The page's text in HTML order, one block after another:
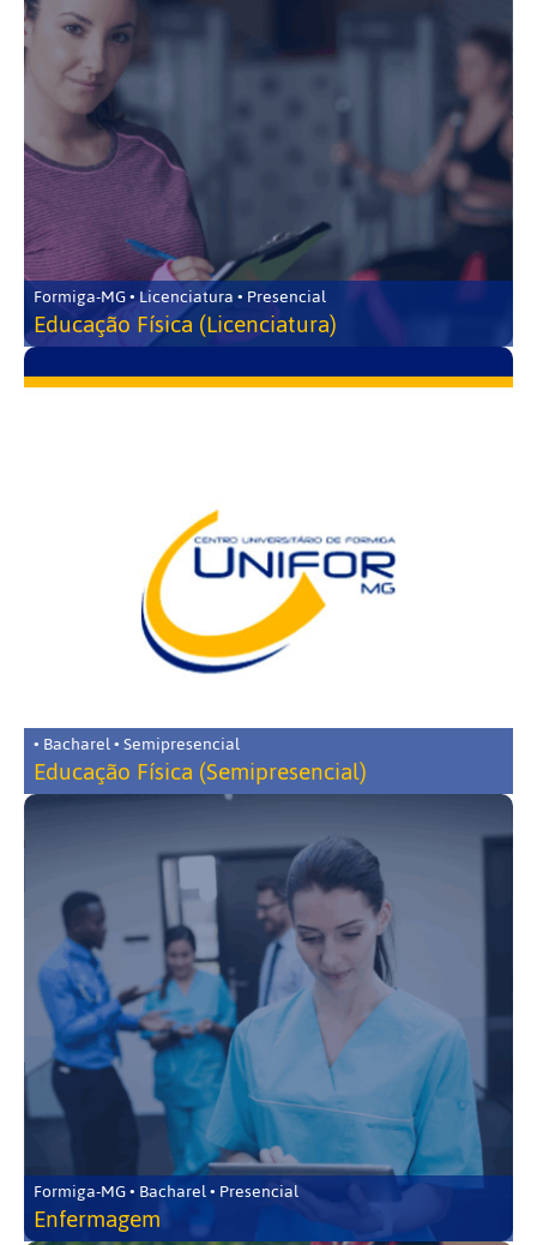
Formiga-MG • Licenciatura • Presencial
Educação Física (Licenciatura)
• Bacharel • Semipresencial
Educação Física (Semipresencial)
Formiga-MG • Bacharel • Presencial
Enfermagem